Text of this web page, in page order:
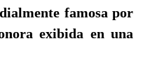
famosa por
exibida en una